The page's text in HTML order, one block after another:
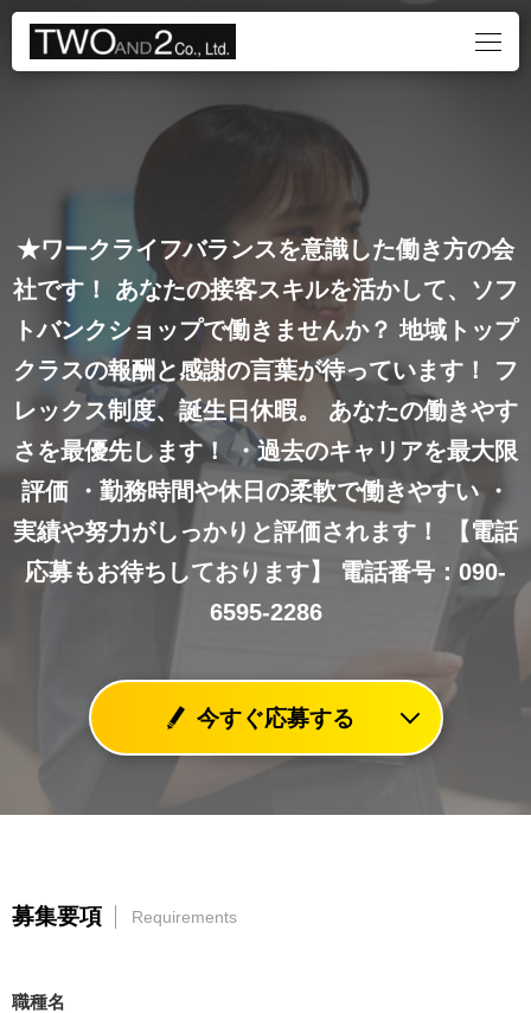
★ワークライフバランスを意識した働き方の会
社です！
あなたの接客スキルを活かして、ソフ
トバンクショップで働きませんか？ 地域トップ
クラスの報酬と感謝の言葉が待っています！
フ
レックス制度、誕生日休暇。
あなたの働きやす
さを最優先します！ ・過去のキャリアを最大限
評価 ・勤務時間や休日の柔軟で働きやすい・
実績や努力がしっかりと評価されます！
【電話
応募もお待ちしております】
電話番号：090-
6595-2286
今すぐ応募する
募集要項 Requirements
職種名